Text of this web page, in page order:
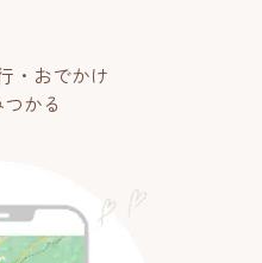
・おでかけ
かる